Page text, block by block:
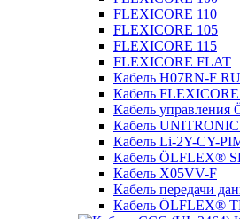
FLEXICORE 110
FLEXICORE 105
FLEXICORE 115
FLEXICORE FLAT
Кабель H07RN-F RU
Кабель
Кабель
Кабель
Кабель Li-2Y-CY-
Кабель ÖLFLEX®
Кабель X05VV-F
Кабель передачи
Кабель ÖLFLEX®